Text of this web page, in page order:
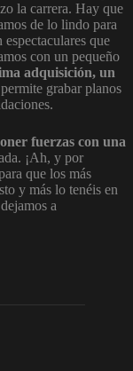
la carrera. Hay que
de lo lindo para
que
con un pequeño
adquisición, un
grabar planos
fuerzas con una
¡Ah, y por
que los más
y más lo tenéis en
a